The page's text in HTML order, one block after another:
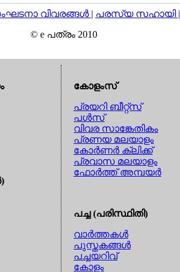
വിവരങ്ങള്‍ | പരസ്യ സഹായി |
© e പത്രം 2010
കോളംസ്
പ്രയറി ബീറ്റ്സ്
പള്‍സ്
വിവര സാങ്കേതികം
പ്രണയ മലയാളം
കോര്‍ണര്‍ ക്ലിക്ക്
പ്രവാസ മലയാളം
ഫോര്‍ത്ത് അമ്പയര്‍
പച്ച (പരിസ്ഥിതി)
വാര്‍ത്തകള്‍
പുസ്തകങ്ങള്‍
പച്ചയറിവ്
കോളം